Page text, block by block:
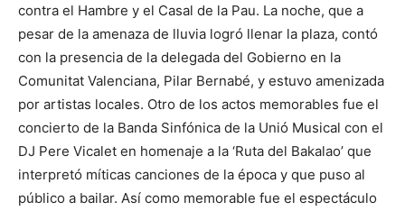
contra el Hambre y el Casal de la Pau. La noche, que a
pesar de la amenaza de lluvia logró llenar la plaza, contó
con la presencia de la delegada del Gobierno en la
Comunitat Valenciana, Pilar Bernabé, y estuvo amenizada
por artistas locales. Otro de los actos memorables fue el
concierto de la Banda Sinfónica de la Unió Musical con el
DJ Pere Vicalet en homenaje a la ‘Ruta del Bakalao’ que
interpretó míticas canciones de la época y que puso al
público a bailar. Así como memorable fue el espectáculo